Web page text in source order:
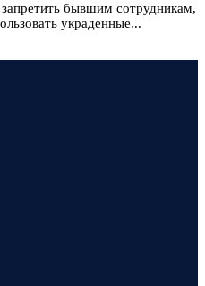
бывшим сотрудникам,
украденные...